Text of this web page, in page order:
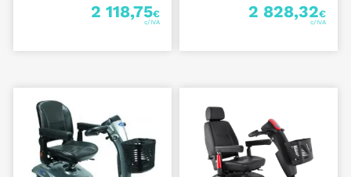
2 118,75€ 2 828,32€